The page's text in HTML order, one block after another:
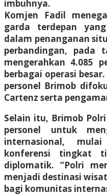
imbuhnya.
Komjen Fadil
garda terdepan
dalam penanganan
perbandingan, pada
mengerahkan 4.085
berbagai operasi
personel Brimob
Cartenz serta
Selain itu, Brimob
personel untuk
internasional,
konferensi tingkat
diplomatik. “Polri
menjadi destinasi
bagi komunitas